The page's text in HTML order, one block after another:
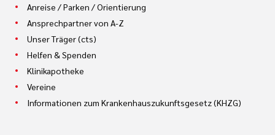
Anreise / Parken / Orientierung
Ansprechpartner von A-Z
Unser Träger (cts)
Helfen & Spenden
Klinikapotheke
Vereine
Informationen zum Krankenhauszukunftsgesetz (KHZG)